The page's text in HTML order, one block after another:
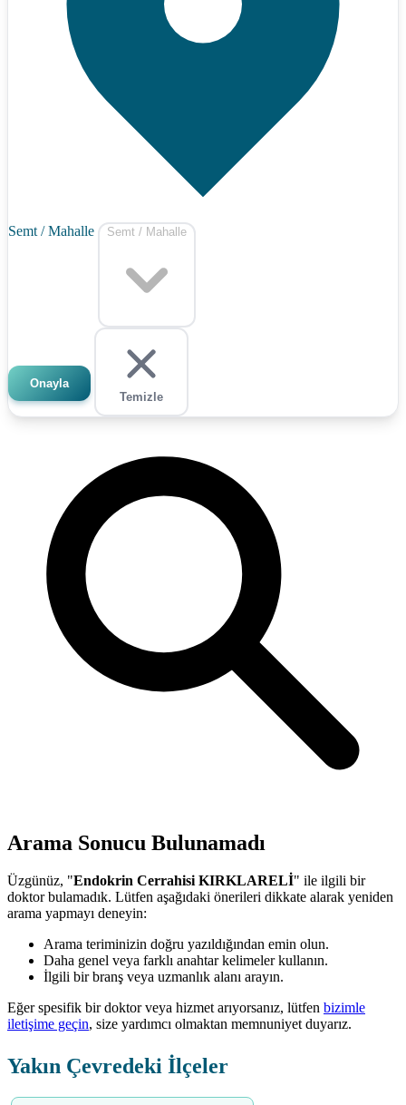
Semt / Mahalle Semt / Mahalle
Onayla
Temizle
Arama Sonucu Bulunamadı
Üzgünüz, "Endokrin Cerrahisi KIRKLARELİ" ile ilgili bir
doktor bulamadık. Lütfen aşağıdaki önerileri dikkate alarak yeniden
arama yapmayı deneyin:
Arama teriminizin doğru yazıldığından emin olun.
Daha genel veya farklı anahtar kelimeler kullanın.
İlgili bir branş veya uzmanlık alanı arayın.
Eğer spesifik bir doktor veya hizmet arıyorsanız, lütfen bizimle
iletişime geçin, size yardımcı olmaktan memnuniyet duyarız.
Yakın Çevredeki İlçeler